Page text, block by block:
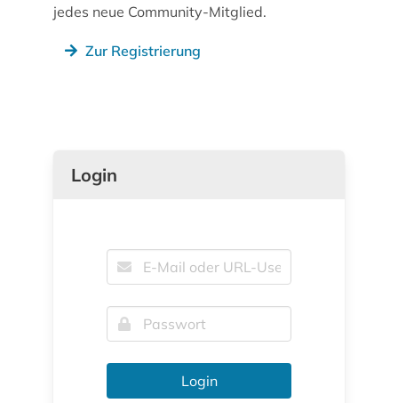
jedes neue Community-Mitglied.
Zur Registrierung
Login
Login